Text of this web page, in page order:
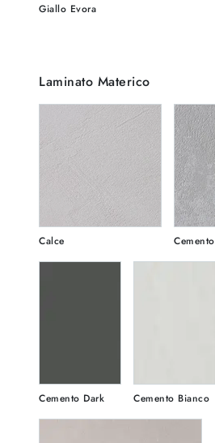
Giallo Evora
Laminato Materico
Calce Cemento
Cemento Dark Cemento Bianco